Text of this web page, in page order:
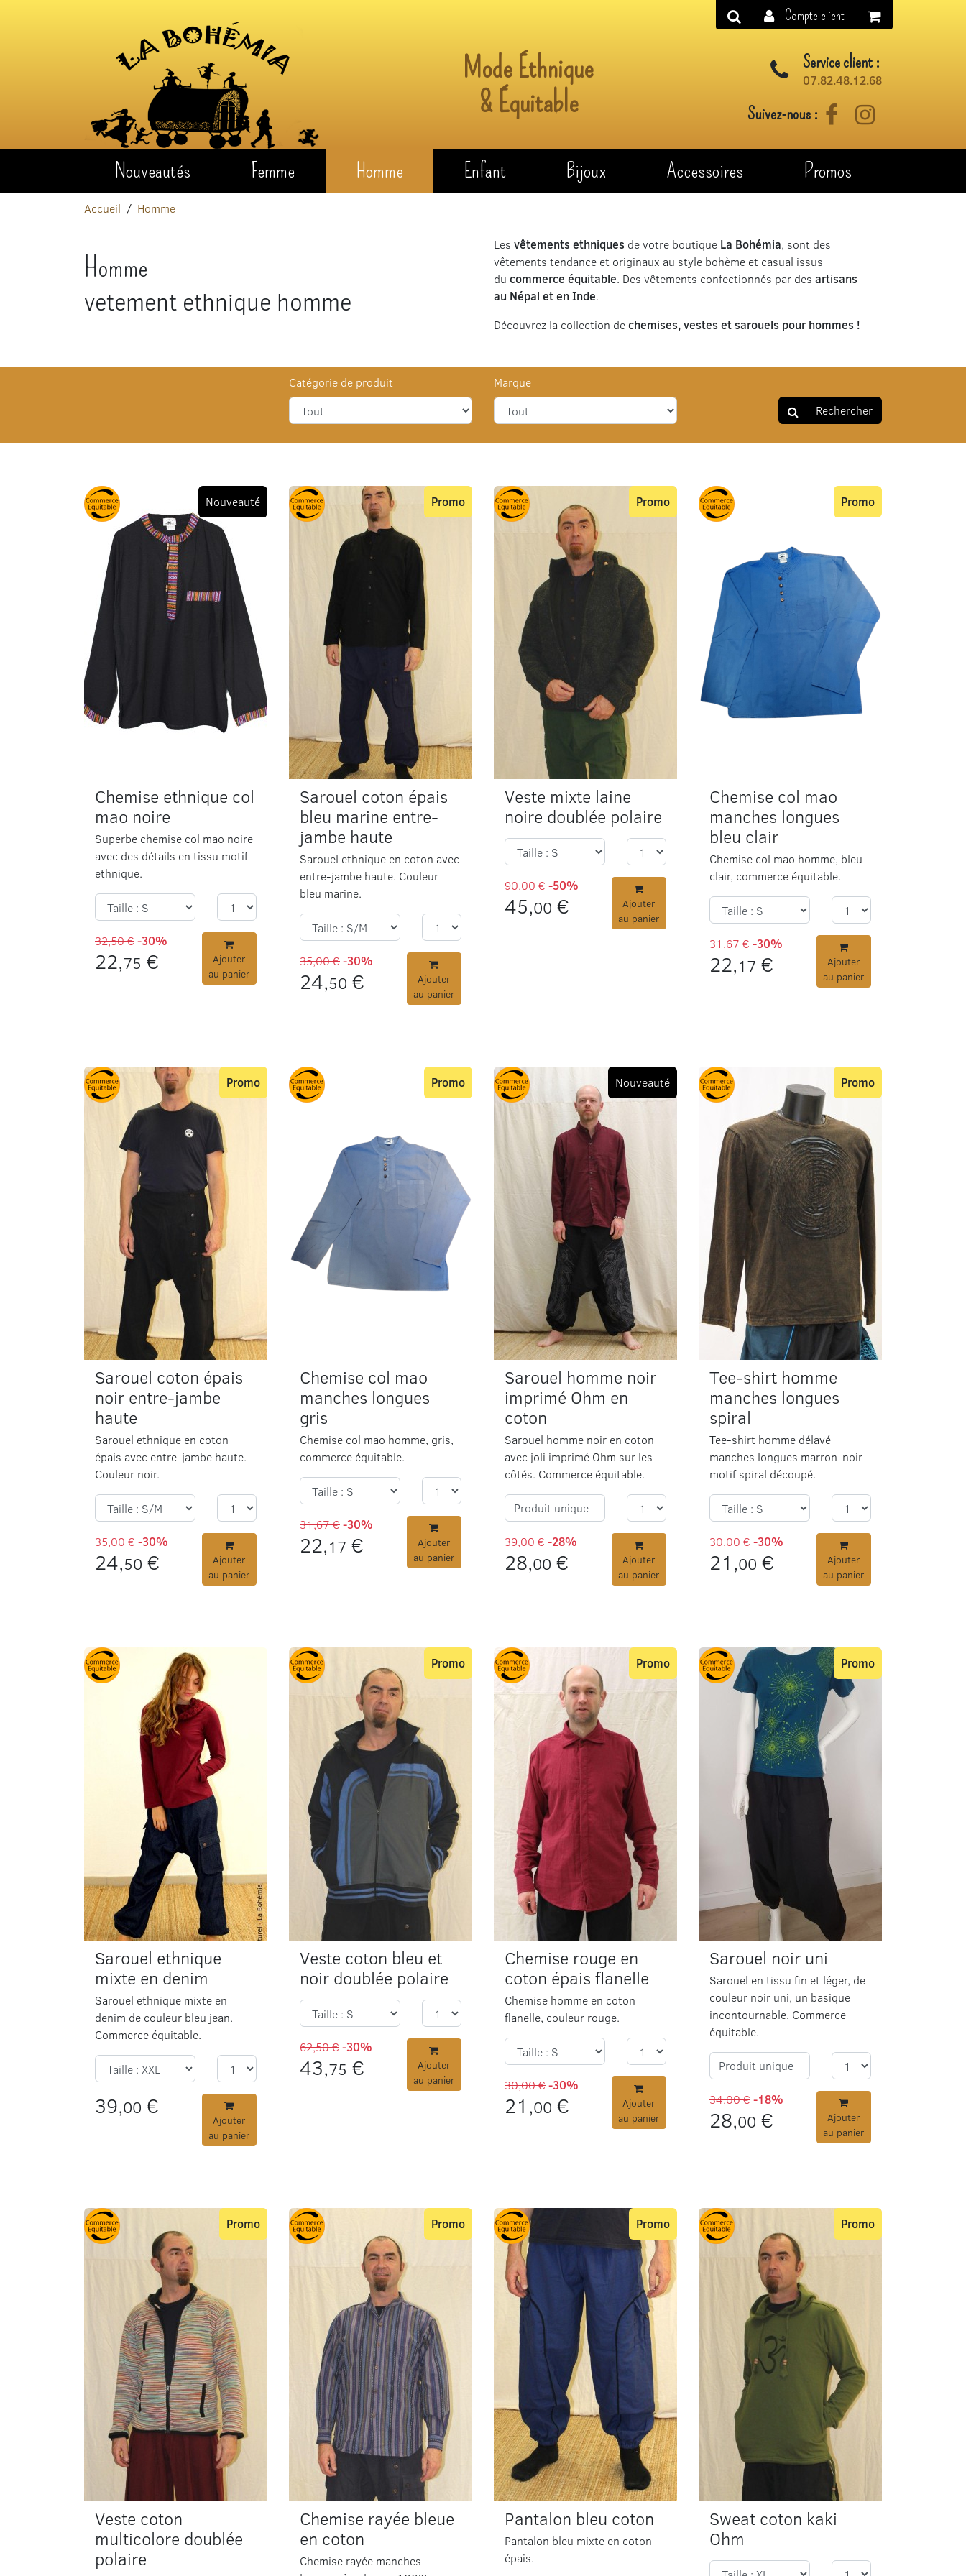
Mode Éthnique
& Équitable
Service client :
07.82.48.12.68
Suivez-nous : FacebookInstagram
Nouveautés Femme Homme Enfant Bijoux Accessoires Promos
Accueil Homme
Homme
vetement ethnique homme
Les vêtements ethniques de votre boutique La Bohémia, sont des
vêtements tendance et originaux au style bohème et casual issus
du commerce équitable. Des vêtements confectionnés par des artisans
au Népal et en Inde.
Découvrez la collection dechemises, vestes et sarouels pour hommes !
Catégorie de produit
Marque
Rechercher
Chemise ethnique col
mao noire
Superbe chemise col mao noire
avec des détails en tissu motif
ethnique.
Nouveauté
32,50 €-30%
22,75 €
Ajouter
au panier
Sarouel coton épais
bleu marine entre-
jambe haute
Sarouel ethnique en coton avec
entre-jambe haute. Couleur
bleu marine.
Promo
35,00 €-30%
24,50 €
Ajouter
au panier
Veste mixte laine
noire doublée polaire
Promo
90,00 €-50%
45,00 €
Ajouter
au panier
Chemise col mao
manches longues
bleu clair
Chemise col mao homme, bleu
clair, commerce équitable.
Promo
31,67 €-30%
22,17 €
Ajouter
au panier
Sarouel coton épais
noir entre-jambe
haute
Sarouel ethnique en coton
épais avec entre-jambe haute.
Couleur noir.
Promo
35,00 €-30%
24,50 €
Ajouter
au panier
Chemise col mao
manches longues
gris
Chemise col mao homme, gris,
commerce équitable.
Promo
31,67 €-30%
22,17 €
Ajouter
au panier
Sarouel homme noir
imprimé Ohm en
coton
Sarouel homme noir en coton
avec joli imprimé Ohm sur les
côtés. Commerce équitable.
Nouveauté
Produit unique
39,00 €-28%
28,00 €
Ajouter
au panier
Tee-shirt homme
manches longues
spiral
Tee-shirt homme délavé
manches longues marron-noir
motif spiral découpé.
Promo
30,00 €-30%
21,00 €
Ajouter
au panier
Sarouel ethnique
mixte en denim
Sarouel ethnique mixte en
denim de couleur bleu jean.
Commerce équitable.
39,00 €
Ajouter
au panier
Veste coton bleu et
noir doublée polaire
Promo
62,50 €-30%
43,75 €
Ajouter
au panier
Chemise rouge en
coton épais flanelle
Chemise homme en coton
flanelle, couleur rouge.
Promo
30,00 €-30%
21,00 €
Ajouter
au panier
Sarouel noir uni
Sarouel en tissu fin et léger, de
couleur noir uni, un basique
incontournable. Commerce
équitable.
Promo
Produit unique
34,00 €-18%
28,00 €
Ajouter
au panier
Veste coton
multicolore doublée
polaire
Promo
Chemise rayée bleue
en coton
Chemise rayée manches
Promo
Pantalon bleu coton
Pantalon bleu mixte en coton
épais.
Promo
Sweat coton kaki
Ohm
Promo
Compte client